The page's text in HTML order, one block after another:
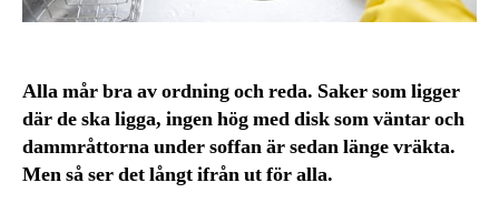
Alla mår bra av ordning och reda. Saker som ligger
där de ska ligga, ingen hög med disk som väntar och
dammråttorna under soffan är sedan länge vräkta.
Men så ser det långt ifrån ut för alla.